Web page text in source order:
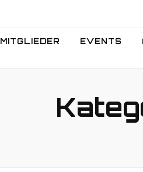
MITGLIEDER EVENTS